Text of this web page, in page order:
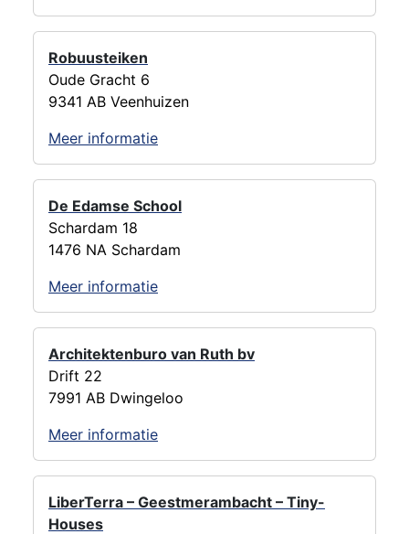
Robuusteiken
Oude Gracht 6
9341 AB Veenhuizen
Meer informatie
De Edamse School
Schardam 18
1476 NA Schardam
Meer informatie
Architektenburo van Ruth bv
Drift 22
7991 AB Dwingeloo
Meer informatie
LiberTerra – Geestmerambacht – Tiny-
Houses